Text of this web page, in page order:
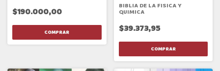
$190.000,00
BIBLIA DE LA FISICA Y
QUIMICA
$39.373,95